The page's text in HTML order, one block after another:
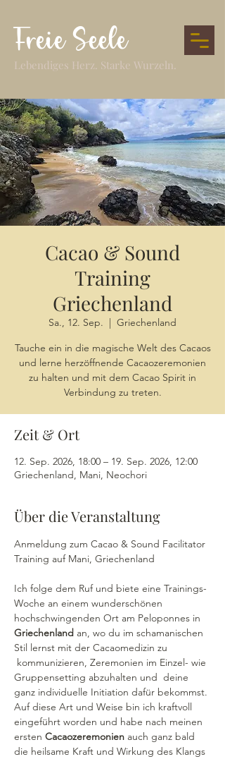
Freie Seele
Lebendiges Herz. Starke Wurzeln.
Cacao & Sound
Training
Griechenland
Sa., 12. Sep.
  |
Griechenland
Tauche ein in die magische Welt des Cacaos
und lerne herzöffnende Cacaozeremonien
zu halten und mit dem Cacao Spirit in
Verbindung zu treten.
Zeit & Ort
12. Sep. 2026, 18:00 – 19. Sep. 2026, 12:00
Griechenland, Mani, Neochori
Über die Veranstaltung
Anmeldung zum Cacao & Sound Facilitator
Training auf Mani, Griechenland
Ich folge dem Ruf und biete eine Trainings-
Woche an einem wunderschönen
hochschwingenden Ort am Peloponnes in
Griechenland an, wo du im schamanischen
Stil lernst mit der Cacaomedizin zu
kommunizieren, Zeremonien im Einzel- wie
Gruppensetting abzuhalten und  deine
ganz individuelle Initiation dafür bekommst.
Auf diese Art und Weise bin ich kraftvoll
eingeführt worden und habe nach meinen
ersten Cacaozeremonien auch ganz bald
die heilsame Kraft und Wirkung des Klangs